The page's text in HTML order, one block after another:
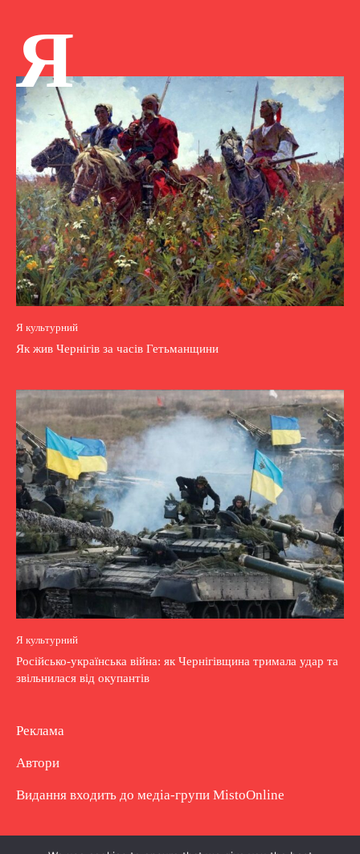
Я
Я культурний
Як жив Чернігів за часів Гетьманщини
Я культурний
Російсько-українська війна: як Чернігівщина тримала удар та
звільнилася від окупантів
Реклама
Автори
Видання входить до медіа-групи MistoOnline